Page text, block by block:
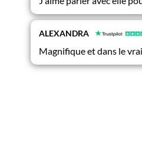
ALEXANDRA
Magnifique et dans le